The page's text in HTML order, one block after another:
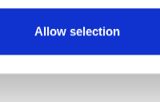
Allow selection